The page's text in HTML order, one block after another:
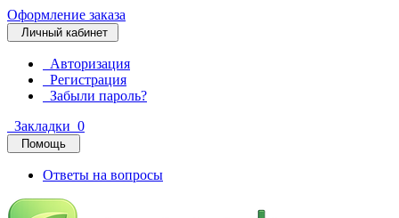
Оформление заказа
Личный кабинет
Авторизация
Регистрация
Забыли пароль?
Закладки 0
Помощь
Ответы на вопросы